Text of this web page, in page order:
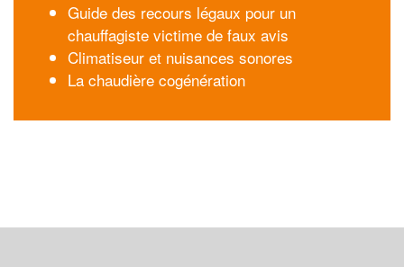
Guide des recours légaux pour un
chauffagiste victime de faux avis
Climatiseur et nuisances sonores
La chaudière cogénération